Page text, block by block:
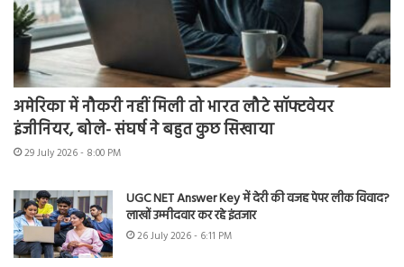
अमेरिका में नौकरी नहीं मिली तो भारत लौटे सॉफ्टवेयर
इंजीनियर, बोले- संघर्ष ने बहुत कुछ सिखाया
29 July 2026 - 8:00 PM
UGC NET Answer Key में देरी की वजह पेपर लीक विवाद?
लाखों उम्मीदवार कर रहे इंतजार
26 July 2026 - 6:11 PM